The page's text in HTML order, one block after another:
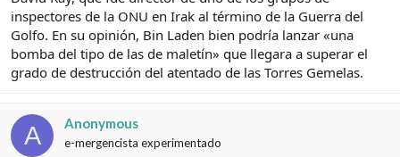
inspectores de la ONU en Irak al término de la Guerra del
Golfo. En su opinión, Bin Laden bien podría lanzar «una
bomba del tipo de las de maletín» que llegara a superar el
grado de destrucción del atentado de las Torres Gemelas.
A Anonymous
e-mergencista experimentado